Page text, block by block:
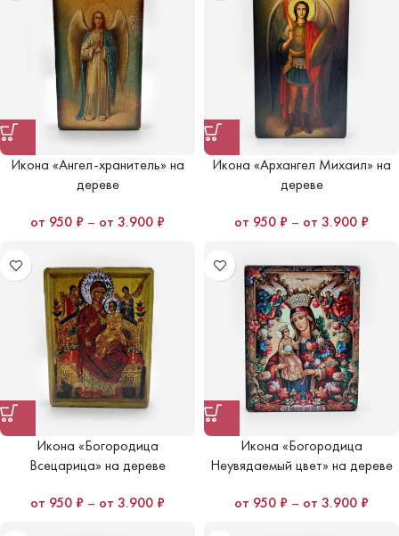
Икона «Ангел-хранитель» на
дереве
950 ₽ – 3.900 ₽
Икона «Архангел Михаил» на
дереве
950 ₽ – 3.900 ₽
Икона «Богородица
Всецарица» на дереве
950 ₽ – 3.900 ₽
Икона «Богородица
Неувядаемый цвет» на дереве
950 ₽ – 3.900 ₽